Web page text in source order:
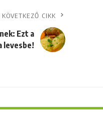
KÖVETKEZŐ CIKK
Ezt a
levesbe!